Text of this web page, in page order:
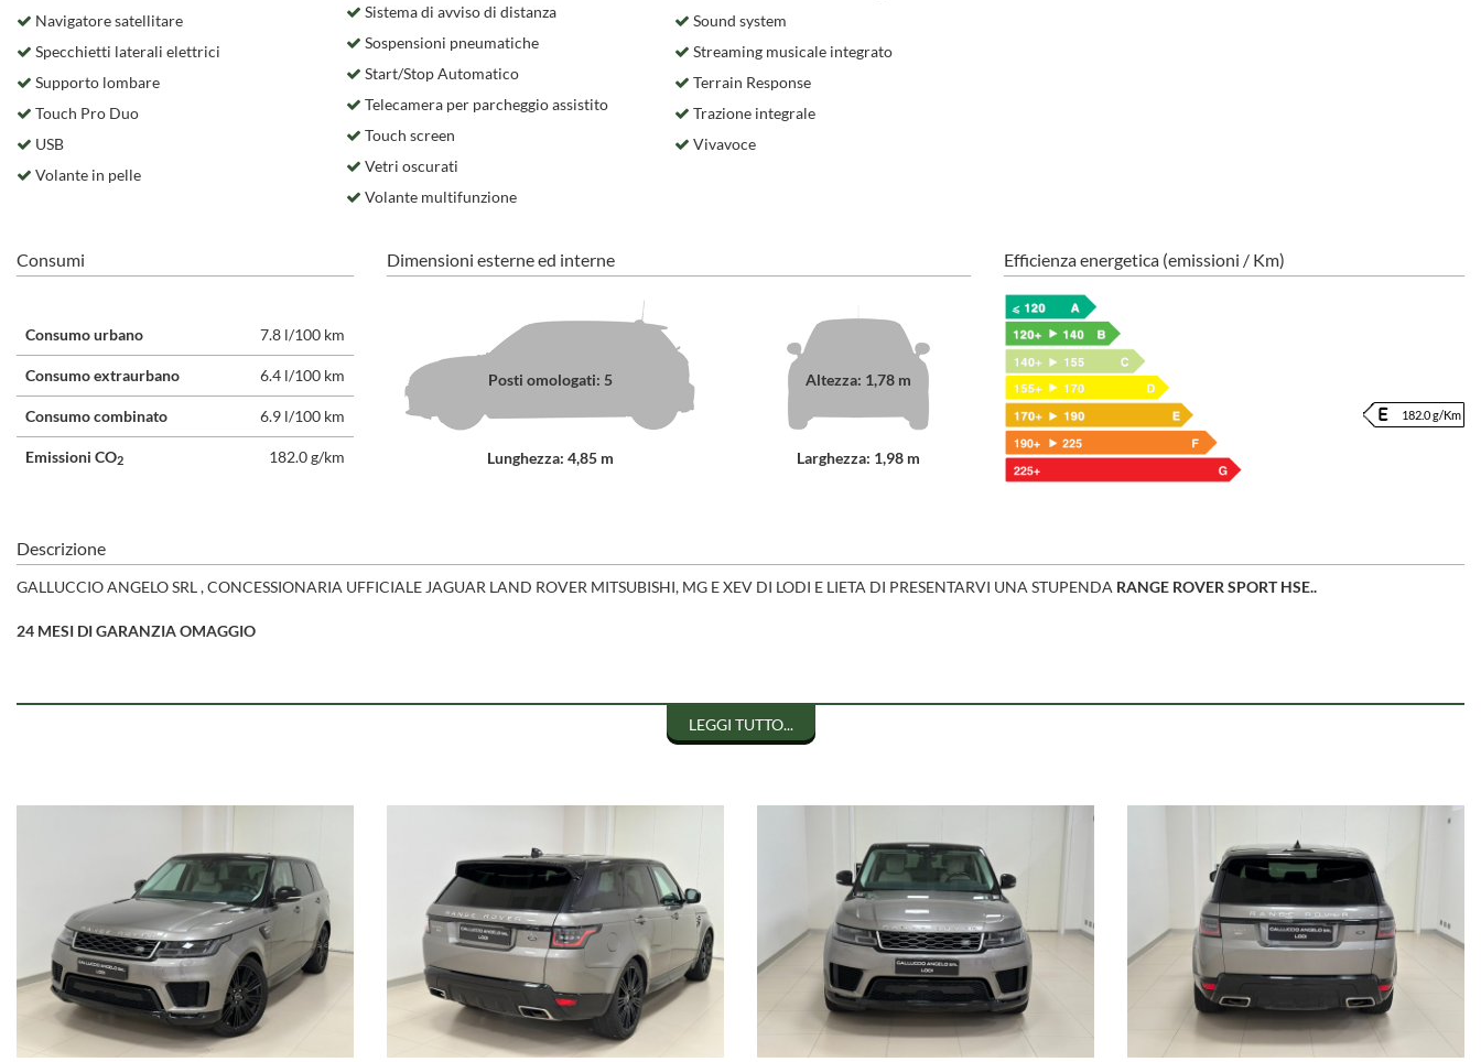
Navigatore satellitare
Specchietti laterali elettrici
Supporto lombare
Touch Pro Duo
USB
Volante in pelle
Sistema di avviso di distanza
Sospensioni pneumatiche
Start/Stop Automatico
Telecamera per parcheggio assistito
Touch screen
Vetri oscurati
Volante multifunzione
Sound system
Streaming musicale integrato
Terrain Response
Trazione integrale
Vivavoce
Consumi
Consumo urbano 7.8 l/100 km
Consumo extraurbano 6.4 l/100 km
Consumo combinato 6.9 l/100 km
Emissioni CO2 182.0 g/km
Dimensioni esterne ed interne
Posti omologati: 5
Lunghezza: 4,85 m
Altezza: 1,78 m
Larghezza: 1,98 m
Efficienza energetica (emissioni / Km)
182.0 g/Km
Descrizione
GALLUCCIO ANGELO SRL , CONCESSIONARIA UFFICIALE JAGUAR LAND ROVER MITSUBISHI, MG E XEV DI LODI E LIETA DI PRESENTARVI UNA STUPENDA RANGE ROVER SPORT HSE..
24 MESI DI GARANZIA OMAGGIO
VERNICE METALLIZZATA
VETRI OSCURATI
KEYLESS ENTRY
PORTELLONE ELETTRICO
SEDILI IN PELLE A REGOLAZIONE ELETTRICA
SEDILI ANTERIORI E POSTERIORI RISCALDATI
SEDILI ANTERIORI CON FUNZIONE MEMORIA
VOLANTE IN PELLE
LEGGI TUTTO...